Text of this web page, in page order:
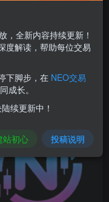
天前
，全新内容持续更新！
度解读，帮助每位交易
下脚步，在 NEO交易
成长。
续更新中！
站初心 投稿说明